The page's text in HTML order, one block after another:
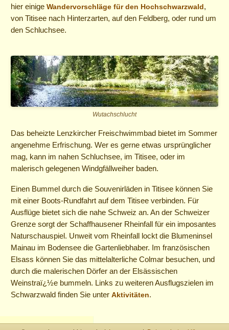
hier einigeWandervorschläge für den Hochschwarzwald,
von Titisee nach Hinterzarten, auf den Feldberg, oder rund um
den Schluchsee.
Wutachschlucht
Das beheizte Lenzkircher Freischwimmbad bietet im Sommer
angenehme Erfrischung. Wer es gerne etwas ursprünglicher
mag, kann im nahen Schluchsee, im Titisee, oder im
malerisch gelegenen Windgfällweiher baden.
Einen Bummel durch die Souvenirläden in Titisee können Sie
mit einer Boots-Rundfahrt auf dem Titisee verbinden. Für
Ausflüge bietet sich die nahe Schweiz an. An der Schweizer
Grenze sorgt der Schaffhausener Rheinfall für ein imposantes
Naturschauspiel. Unweit vom Rheinfall lockt die Blumeninsel
Mainau im Bodensee die Gartenliebhaber. Im französischen
Elsass können Sie das mittelalterliche Colmar besuchen, und
durch die malerischen Dörfer an der Elsässischen
Weinstraï¿½e bummeln. Links zu weiteren Ausflugszielen im
Schwarzwald finden Sie unterAktivitäten.